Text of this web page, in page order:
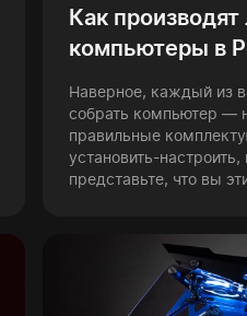
Как
компьютеры в
Наверное, каждый из
собрать компьютер —
правильные
установить-
представьте, что вы